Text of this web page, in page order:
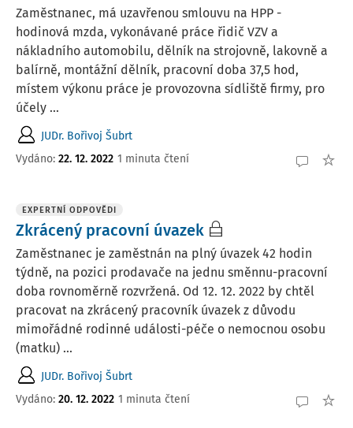
Zaměstnanec, má uzavřenou smlouvu na HPP -
hodinová mzda, vykonávané práce řidič VZV a
nákladního automobilu, dělník na strojovně, lakovně a
balírně, montážní dělník, pracovní doba 37,5 hod,
místem výkonu práce je provozovna sídliště firmy, pro
účely ...
JUDr. Bořivoj Šubrt
Vydáno: 22. 12. 2022 1 minuta čtení
EXPERTNÍ ODPOVĚDI
Zkrácený pracovní úvazek
Zaměstnanec je zaměstnán na plný úvazek 42 hodin
týdně, na pozici prodavače na jednu směnnu-pracovní
doba rovnoměrně rozvržená. Od 12. 12. 2022 by chtěl
pracovat na zkrácený pracovník úvazek z důvodu
mimořádné rodinné události-péče o nemocnou osobu
(matku) ...
JUDr. Bořivoj Šubrt
Vydáno: 20. 12. 2022 1 minuta čtení